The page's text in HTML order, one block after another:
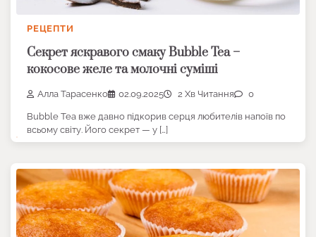
РЕЦЕПТИ
Секрет яскравого смаку Bubble Tea –
кокосове желе та молочні суміші
Алла Тарасенко 02.09.2025 2 Хв Читання 0
Bubble Tea вже давно підкорив серця любителів напоїв по
всьому світу. Його секрет — у […]